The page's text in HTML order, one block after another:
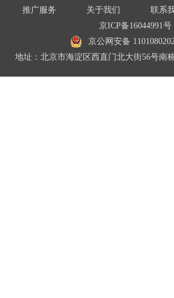
推广服务 关于我们 联系
京ICP备16044991号
京公网安备
地址：北京市海淀区西直门北大街56号南